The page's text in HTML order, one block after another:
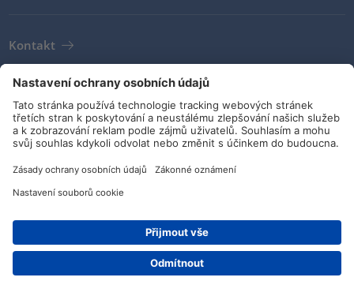
Kontakt
VOP
Pokyny a závazky
Sociální média
© HellermannTyton 2026 (v4.312.3) | Aktualizace: 02/08/2026
|
Nastavení ochrany osobních údajů
Hledat prodejce Kontakt